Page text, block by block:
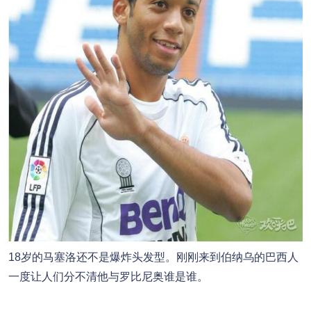
18岁的马塞洛还不是爆炸头发型。刚刚来到伯纳乌的巴西人
一度让人们分不清他与罗比尼奥谁是谁。